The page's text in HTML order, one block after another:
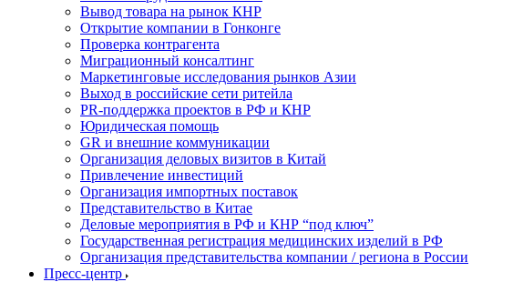
Вывод товара на рынок КНР
Открытие компании в Гонконге
Проверка контрагента
Миграционный консалтинг
Маркетинговые исследования рынков Азии
Выход в российские сети ритейла
PR-поддержка проектов в РФ и КНР
Юридическая помощь
GR и внешние коммуникации
Организация деловых визитов в Китай
Привлечение инвестиций
Организация импортных поставок
Представительство в Китае
Деловые мероприятия в РФ и КНР “под ключ”
Государственная регистрация медицинских изделий в РФ
Организация представительства компании / региона в России
Пресс-центр